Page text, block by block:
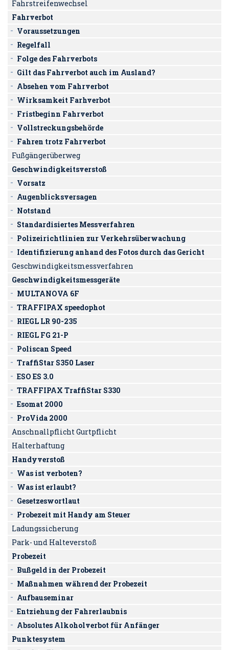
Fahrstreifenwechsel
Fahrverbot
Voraussetzungen
Regelfall
Folge des Fahrverbots
Gilt das Fahrverbot auch im Ausland?
Absehen vom Fahrverbot
Wirksamkeit Farhverbot
Fristbeginn Fahrverbot
Vollstreckungsbehörde
Fahren trotz Fahrverbot
Fußgängerüberweg
Geschwindigkeitsverstoß
Vorsatz
Augenblicksversagen
Notstand
Standardisiertes Messverfahren
Polizeirichtlinien zur Verkehrsüberwachung
Identifizierung anhand des Fotos durch das Gericht
Geschwindigkeitsmessverfahren
Geschwindigkeitsmessgeräte
MULTANOVA 6F
TRAFFIPAX speedophot
RIEGL LR 90-235
RIEGL FG 21-P
Poliscan Speed
TraffiStar S350 Laser
ESO ES 3.0
TRAFFIPAX TraffiStar S330
Esomat 2000
ProVida 2000
Anschnallpflicht Gurtpflicht
Halterhaftung
Handyverstoß
Was ist verboten?
Was ist erlaubt?
Gesetzeswortlaut
Probezeit mit Handy am Steuer
Ladungssicherung
Park- und Halteverstoß
Probezeit
Bußgeld in der Probezeit
Maßnahmen während der Probezeit
Aufbauseminar
Entziehung der Fahrerlaubnis
Absolutes Alkoholverbot für Anfänger
Punktesystem